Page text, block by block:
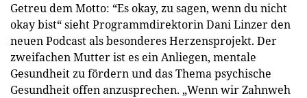
Getreu dem Motto: “Es okay, zu sagen, wenn du nicht
okay bist“ sieht Programmdirektorin Dani Linzer den
neuen Podcast als besonderes Herzensprojekt. Der
zweifachen Mutter ist es ein Anliegen, mentale
Gesundheit zu fördern und das Thema psychische
Gesundheit offen anzusprechen. „Wenn wir Zahnweh